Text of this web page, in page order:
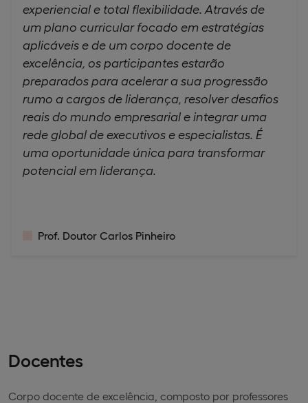
experiencial e total flexibilidade. Através de
um plano curricular focado em estratégias
aplicáveis e de um corpo docente de
excelência, os participantes estarão
preparados para acelerar a sua progressão
rumo a cargos de liderança, resolver desafios
reais do mundo empresarial e integrar uma
rede global de executivos e especialistas. É
uma oportunidade única para transformar
potencial em liderança.
Prof. Doutor Carlos Pinheiro
Docentes
Corpo docente de excelência, composto por professores